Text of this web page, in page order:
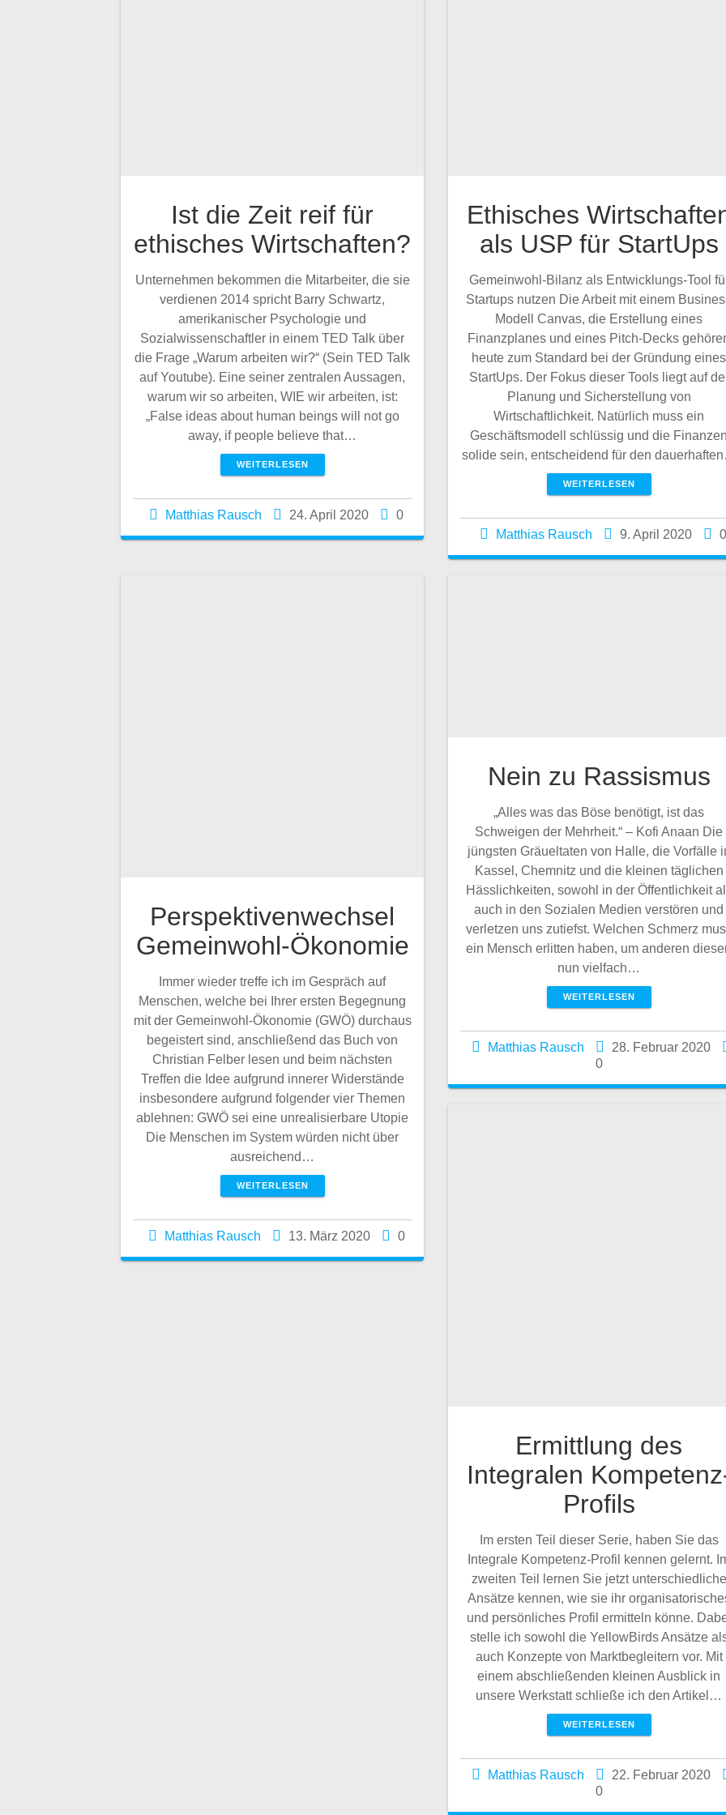
Ist die Zeit reif für
ethisches Wirtschaften?
Unternehmen bekommen die Mitarbeiter, die sie
verdienen 2014 spricht Barry Schwartz,
amerikanischer Psychologie und
Sozialwissenschaftler in einem TED Talk über
die Frage „Warum arbeiten wir?“ (Sein TED Talk
auf Youtube). Eine seiner zentralen Aussagen,
warum wir so arbeiten, WIE wir arbeiten, ist:
„False ideas about human beings will not go
away, if people believe that…
WEITERLESEN
Matthias Rausch 24. April 2020 0
Ethisches
als USP für StartUps
Gemeinwohl-Bilanz als Entwicklungs-Tool
Startups nutzen Die Arbeit mit einem
Modell Canvas, die Erstellung eines
Finanzplanes und eines Pitch-Decks
heute zum Standard bei der Gründung eines
StartUps. Der Fokus dieser Tools liegt auf
Planung und Sicherstellung von
Wirtschaftlichkeit. Natürlich muss ein
Geschäftsmodell schlüssig und die Finanzen
solide sein, entscheidend für den
WEITERLESEN
Matthias Rausch 9. April 2020 0
Perspektivenwechsel
Gemeinwohl-Ökonomie
Immer wieder treffe ich im Gespräch auf
Menschen, welche bei Ihrer ersten Begegnung
mit der Gemeinwohl-Ökonomie (GWÖ) durchaus
begeistert sind, anschließend das Buch von
Christian Felber lesen und beim nächsten
Treffen die Idee aufgrund innerer Widerstände
insbesondere aufgrund folgender vier Themen
ablehnen: GWÖ sei eine unrealisierbare Utopie
Die Menschen im System würden nicht über
ausreichend…
WEITERLESEN
Matthias Rausch 13. März 2020 0
Nein zu Rassismus
„Alles was das Böse benötigt, ist das
Schweigen der Mehrheit.“ – Kofi Anaan Die
jüngsten Gräueltaten von Halle, die Vorfälle
Kassel, Chemnitz und die kleinen täglichen
Hässlichkeiten, sowohl in der Öffentlichkeit
auch in den Sozialen Medien verstören und
verletzen uns zutiefst. Welchen Schmerz
ein Mensch erlitten haben, um anderen
nun vielfach…
WEITERLESEN
Matthias Rausch
28. Februar 2020
0
Ermittlung des
Integralen
Profils
Im ersten Teil dieser Serie, haben Sie das
Integrale Kompetenz-Profil kennen gelernt.
zweiten Teil lernen Sie jetzt unterschiedliche
Ansätze kennen, wie sie ihr
und persönliches Profil ermitteln könne.
stelle ich sowohl die YellowBirds Ansätze
auch Konzepte von Marktbegleitern vor. Mit
einem abschließenden kleinen Ausblick in
unsere Werkstatt schließe ich den Artikel…
WEITERLESEN
Matthias Rausch
22. Februar 2020
0